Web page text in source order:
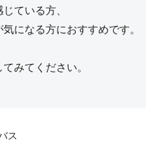
ている方、
になる方におすすめです。
みてください。
ス